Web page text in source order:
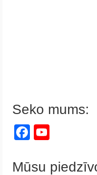
Seko mums:
Facebook
Mūsu